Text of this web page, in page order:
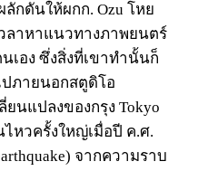
กดันให้ผกก. Ozu โหย
ลาหาแนวทางภาพยนตร์
เอง ซึ่งสิ่งที่เขาทำนั้นก็
ภายนอกสตูดิโอ
ยนแปลงของกรุง Tokyo
หวครั้งใหญ่เมื่อปี ค.ศ.
จากความราบ